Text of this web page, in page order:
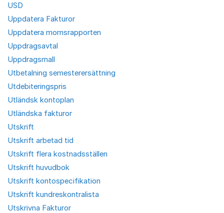
USD
Uppdatera Fakturor
Uppdatera momsrapporten
Uppdragsavtal
Uppdragsmall
Utbetalning semesterersättning
Utdebiteringspris
Utländsk kontoplan
Utländska fakturor
Utskrift
Utskrift arbetad tid
Utskrift flera kostnadsställen
Utskrift huvudbok
Utskrift kontospecifikation
Utskrift kundreskontralista
Utskrivna Fakturor